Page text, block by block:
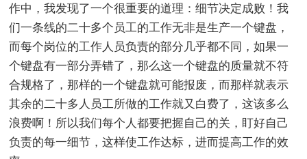
作中，我发现了一个很重要的道理：细节决定成败！我
们一条线的二十多个员工的工作无非是生产一个键盘，
而每个岗位的工作人员负责的部分几乎都不同，如果一
个键盘有一部分弄错了，那么这一个键盘的质量就不符
合规格了，那样的一个键盘就可能报废，而那样就表示
其余的二十多人员工所做的工作就又白费了，这该多么
浪费啊！所以我们每个人都要把握自己的关，盯好自己
负责的每一细节，这样使工作达标，进而提高工作的效